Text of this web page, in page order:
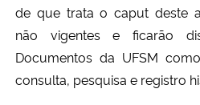
de que trata o caput deste
não vigentes e ficarão
Documentos da UFSM
consulta, pesquisa e registro